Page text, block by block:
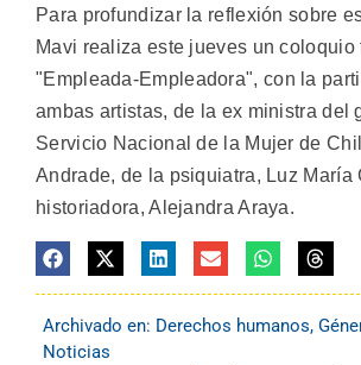
Para profundizar la reflexión sobre
Mavi realiza este jueves un coloquio
"Empleada-Empleadora", con la
ambas artistas, de la ex ministra del
Servicio Nacional de la Mujer de
Andrade, de la psiquiatra, Luz María
historiadora, Alejandra Araya.
Archivado en: Derechos humanos,
Noticias